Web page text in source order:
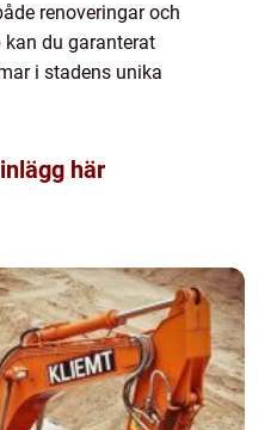
renoveringar och
kan du garanterat
i stadens unika
här